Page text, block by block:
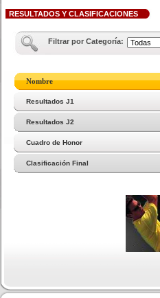
RESULTADOS Y CLASIFICACIONES
Filtrar por Categoría:
Nombre
Resultados J1
Resultados J2
Cuadro de Honor
Clasificación Final